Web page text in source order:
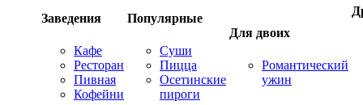
Заведения
Кафе
Ресторан
Пивная
Кофейни
Популярные
Суши
Пицца
Осетинские
пироги
Для двоих
Романтический
ужин